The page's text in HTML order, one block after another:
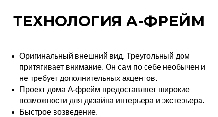
ТЕХНОЛОГИЯ А-ФРЕЙМ
Оригинальный внешний вид. Треугольный дом
притягивает внимание. Он сам по себе необычен и
не требует дополнительных акцентов.
Проект дома А-фрейм предоставляет широкие
возможности для дизайна интерьера и экстерьера.
Быстрое возведение.